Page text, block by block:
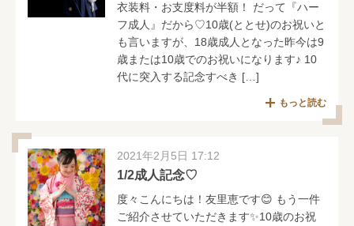
衣装料・お支度料が半額！ だって『ハー
フ成人』だから♡10歳(ととせ)のお祝いと
も言いますが、18歳成人となった昨今は9
歳または10歳でのお祝いになります♪ 10
代に突入する記念すべき […]
もっと読む
2021年2月5日 17:12
1/2成人記念♡
度々こんにちは！友里恵です😊 もう一件
ご紹介させていただきます✨10歳のお祝